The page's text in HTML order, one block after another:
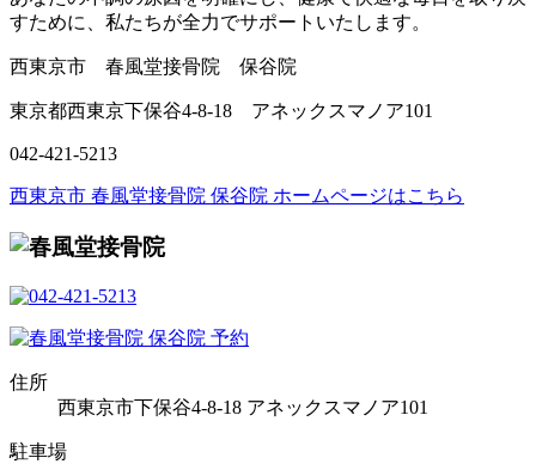
すために、私たちが全力でサポートいたします。
西東京市 春風堂接骨院 保谷院
東京都西東京下保谷4-8-18 アネックスマノア101
042-421-5213
西東京市 春風堂接骨院 保谷院 ホームページはこちら
住所
西東京市下保谷4-8-18 アネックスマノア101
駐車場